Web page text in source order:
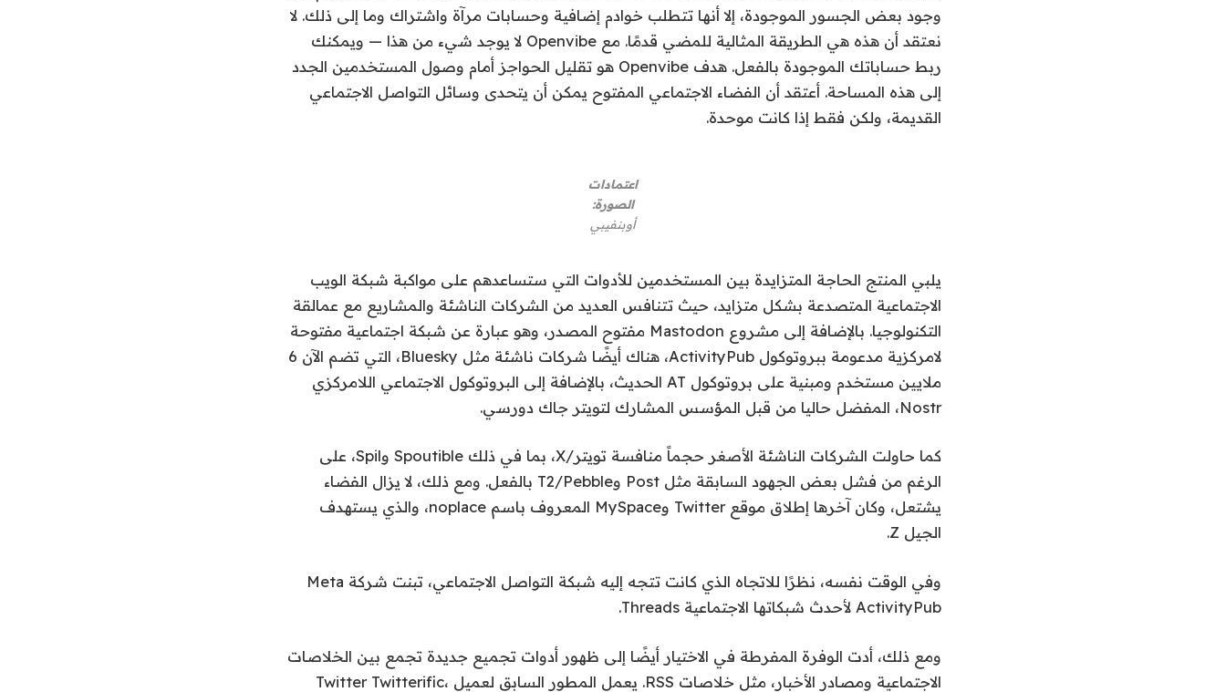
وجود بعض الجسور الموجودة، إلا أنها تتطلب خوادم إضافية وحسابات مرآة واشتراك وما إلى ذلك. لا
نعتقد أن هذه هي الطريقة المثالية للمضي قدمًا. مع Openvibe لا يوجد شيء من هذا — ويمكنك
ربط حساباتك الموجودة بالفعل. هدف Openvibe هو تقليل الحواجز أمام وصول المستخدمين الجدد
إلى هذه المساحة. أعتقد أن الفضاء الاجتماعي المفتوح يمكن أن يتحدى وسائل التواصل الاجتماعي
القديمة، ولكن فقط إذا كانت موحدة.
اعتمادات
الصورة:
أوبنفيبي
يلبي المنتج الحاجة المتزايدة بين المستخدمين للأدوات التي ستساعدهم على مواكبة شبكة الويب
الاجتماعية المتصدعة بشكل متزايد، حيث تتنافس العديد من الشركات الناشئة والمشاريع مع عمالقة
التكنولوجيا. بالإضافة إلى مشروع Mastodon مفتوح المصدر، وهو عبارة عن شبكة اجتماعية مفتوحة
لامركزية مدعومة ببروتوكول ActivityPub، هناك أيضًا شركات ناشئة مثل Bluesky، التي تضم الآن 6
ملايين مستخدم ومبنية على بروتوكول AT الحديث، بالإضافة إلى البروتوكول الاجتماعي اللامركزي
Nostr، المفضل حاليا من قبل المؤسس المشارك لتويتر جاك دورسي.
كما حاولت الشركات الناشئة الأصغر حجماً منافسة تويتر/X، بما في ذلك Spoutible وSpil، على
الرغم من فشل بعض الجهود السابقة مثل Post وT2/Pebble بالفعل. ومع ذلك، لا يزال الفضاء
يشتعل، وكان آخرها إطلاق موقع Twitter وMySpace المعروف باسم noplace، والذي يستهدف
الجيل Z.
وفي الوقت نفسه، نظرًا للاتجاه الذي كانت تتجه إليه شبكة التواصل الاجتماعي، تبنت شركة Meta
ActivityPub لأحدث شبكاتها الاجتماعية Threads.
ومع ذلك، أدت الوفرة المفرطة في الاختيار أيضًا إلى ظهور أدوات تجميع جديدة تجمع بين الخلاصات
الاجتماعية ومصادر الأخبار، مثل خلاصات RSS. يعمل المطور السابق لعميل Twitter Twitterific،